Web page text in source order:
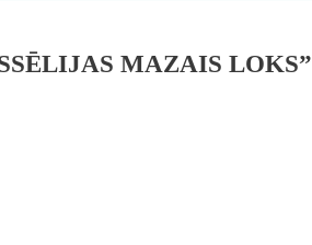
MAZAIS LOKS”